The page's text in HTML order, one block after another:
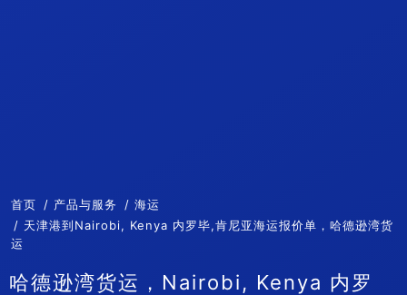
首页 产品与服务
海运
天津港到Nairobi, Kenya 内罗毕,肯尼亚海运报价单，哈德逊湾货
运
哈德逊湾货运，Nairobi, Kenya 内罗